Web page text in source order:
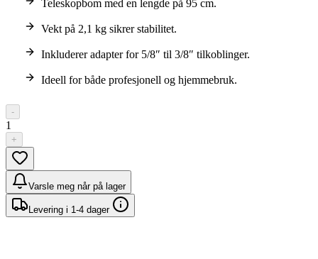
Teleskopbom med en lengde på 95 cm.
Vekt på 2,1 kg sikrer stabilitet.
Inkluderer adapter for 5/8″ til 3/8″ tilkoblinger.
Ideell for både profesjonell og hjemmebruk.
-
1
+
Varsle meg når på lager
Levering i 1-4 dager